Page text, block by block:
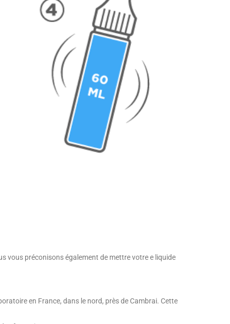
vous préconisons également de mettre votre e liquide
en France, dans le nord, près de Cambrai. Cette